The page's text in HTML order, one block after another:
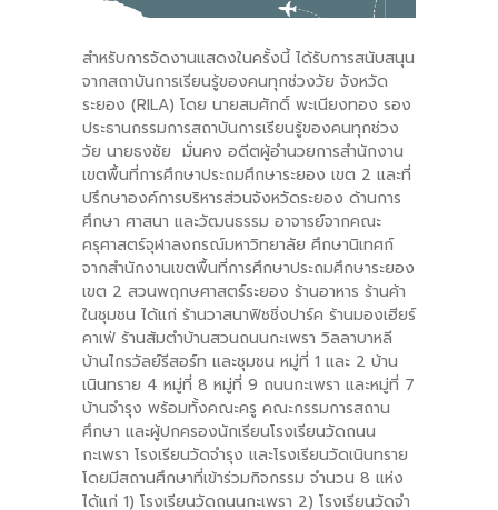
สำหรับการจัดงานแสดงในครั้งนี้ ได้รับการสนับสนุน
จากสถาบันการเรียนรู้ของคนทุกช่วงวัย จังหวัด
ระยอง (RILA) โดย นายสมศักดิ์ พะเนียงทอง รอง
ประธานกรรมการสถาบันการเรียนรู้ของคนทุกช่วง
วัย นายธงชัย มั่นคง อดีตผู้อำนวยการสำนักงาน
เขตพื้นที่การศึกษาประถมศึกษาระยอง เขต 2 และที่
ปรึกษาองค์การบริหารส่วนจังหวัดระยอง ด้านการ
ศึกษา ศาสนา และวัฒนธรรม อาจารย์จากคณะ
ครุศาสตร์จุฬาลงกรณ์มหาวิทยาลัย ศึกษานิเทศก์
จากสำนักงานเขตพื้นที่การศึกษาประถมศึกษาระยอง
เขต 2 สวนพฤกษศาสตร์ระยอง ร้านอาหาร ร้านค้า
ในชุมชน ได้แก่ ร้านวาสนาฟิชชิ่งปาร์ค ร้านมองเฮียร์
คาเฟ่ ร้านส้มตำบ้านสวนถนนกะเพรา วิลลาบาหลี
บ้านไกรวัลย์รีสอร์ท และชุมชน หมู่ที่ 1 และ 2 บ้าน
เนินทราย 4 หมู่ที่ 8 หมู่ที่ 9 ถนนกะเพรา และหมู่ที่ 7
บ้านจำรุง พร้อมทั้งคณะครู คณะกรรมการสถาน
ศึกษา และผู้ปกครองนักเรียนโรงเรียนวัดถนน
กะเพรา โรงเรียนวัดจำรุง และโรงเรียนวัดเนินทราย
โดยมีสถานศึกษาที่เข้าร่วมกิจกรรม จำนวน 8 แห่ง
ได้แก่ 1) โรงเรียนวัดถนนกะเพรา 2) โรงเรียนวัดจำ